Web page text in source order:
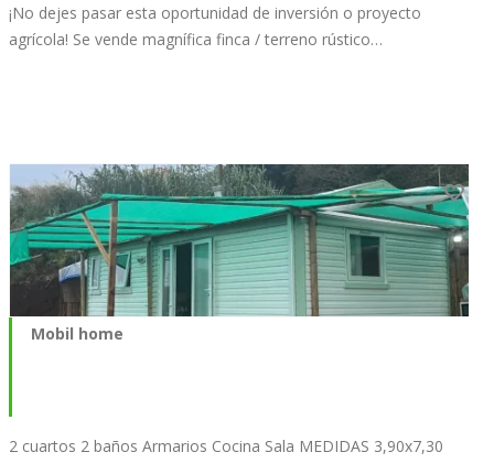
¡No dejes pasar esta oportunidad de inversión o proyecto
agrícola! Se vende magnífica finca / terreno rústico…
Mobil home
2 cuartos 2 baños Armarios Cocina Sala MEDIDAS 3,90x7,30